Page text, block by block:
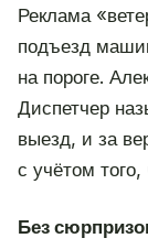
Реклама
подъезд
на пороге.
Диспетчер
выезд, и за
с учётом
Без